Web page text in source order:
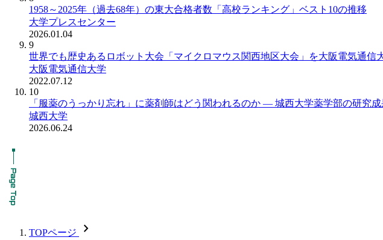
1958～2025年（過去68年）の東大合格者数「高校ランキング」ベスト10の推移
大学プレスセンター
2026.01.04
9
世界でも歴史あるロボット大会「マイクロマウス関西地区大会」を大阪電気通信
大阪電気通信大学
2022.07.12
10
「服薬のうっかり忘れ」に薬剤師はどう関われるのか ― 城西大学薬学部の研究
城西大学
2026.06.24
TOPページ
chevron_forward